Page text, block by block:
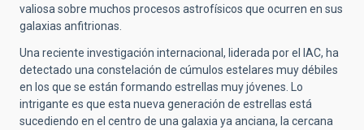
valiosa sobre muchos procesos astrofísicos que ocurren en sus
galaxias anfitrionas.
Una reciente investigación internacional, liderada por el IAC, ha
detectado una constelación de cúmulos estelares muy débiles
en los que se están formando estrellas muy jóvenes. Lo
intrigante es que esta nueva generación de estrellas está
sucediendo en el centro de una galaxia ya anciana, la cercana